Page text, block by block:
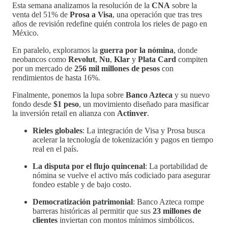
Esta semana analizamos la resolución de la CNA sobre la
venta del 51% de Prosa a Visa, una operación que tras tres
años de revisión redefine quién controla los rieles de pago en
México.
En paralelo, exploramos la guerra por la nómina, donde
neobancos como Revolut, Nu, Klar y Plata Card compiten
por un mercado de 256 mil millones de pesos con
rendimientos de hasta 16%.
Finalmente, ponemos la lupa sobre Banco Azteca y su nuevo
fondo desde $1 peso, un movimiento diseñado para masificar
la inversión retail en alianza con Actinver.
Rieles globales: La integración de Visa y Prosa busca
acelerar la tecnología de tokenización y pagos en tiempo
real en el país.
La disputa por el flujo quincenal: La portabilidad de
nómina se vuelve el activo más codiciado para asegurar
fondeo estable y de bajo costo.
Democratización patrimonial: Banco Azteca rompe
barreras históricas al permitir que sus 23 millones de
clientes inviertan con montos mínimos simbólicos.